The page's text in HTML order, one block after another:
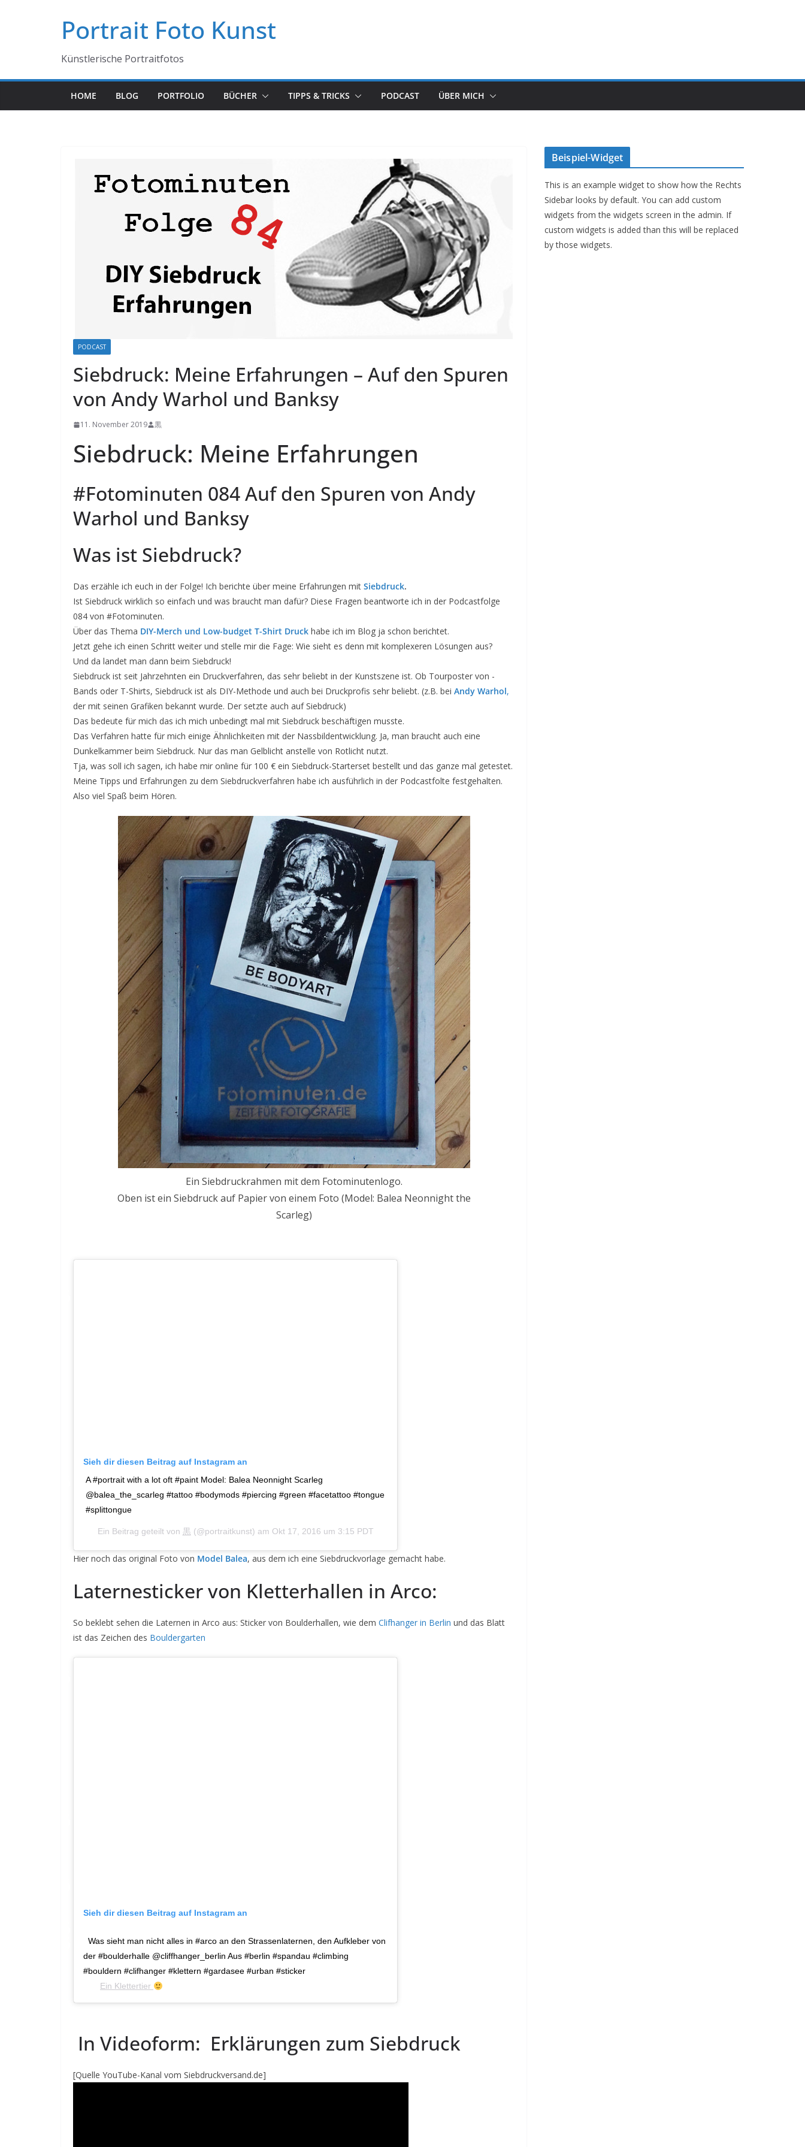
Portrait Foto Kunst
Künstlerische Portraitfotos
HOME BLOG PORTFOLIO BÜCHER TIPPS & TRICKS PODCAST ÜBER MICH
PODCAST
Siebdruck: Meine Erfahrungen – Auf den Spuren
von Andy Warhol und Banksy
11. November 2019 黒
Siebdruck: Meine Erfahrungen
#Fotominuten 084 Auf den Spuren von Andy
Warhol und Banksy
Was ist Siebdruck?
Das erzähle ich euch in der Folge! Ich berichte über meine Erfahrungen mit Siebdruck.
Ist Siebdruck wirklich so einfach und was braucht man dafür? Diese Fragen beantworte ich in der Podcastfolge
084 von #Fotominuten.
Über das Thema DIY-Merch und Low-budget T-Shirt Druck habe ich im Blog ja schon berichtet.
Jetzt gehe ich einen Schritt weiter und stelle mir die Fage: Wie sieht es denn mit komplexeren Lösungen aus?
Und da landet man dann beim Siebdruck!
Siebdruck ist seit Jahrzehnten ein Druckverfahren, das sehr beliebt in der Kunstszene ist. Ob Tourposter von -
Bands oder T-Shirts, Siebdruck ist als DIY-Methode und auch bei Druckprofis sehr beliebt. (z.B. bei Andy Warhol,
der mit seinen Grafiken bekannt wurde. Der setzte auch auf Siebdruck)
Das bedeute für mich das ich mich unbedingt mal mit Siebdruck beschäftigen musste.
Das Verfahren hatte für mich einige Ähnlichkeiten mit der Nassbildentwicklung. Ja, man braucht auch eine
Dunkelkammer beim Siebdruck. Nur das man Gelblicht anstelle von Rotlicht nutzt.
Tja, was soll ich sagen, ich habe mir online für 100 € ein Siebdruck-Starterset bestellt und das ganze mal getestet.
Meine Tipps und Erfahrungen zu dem Siebdruckverfahren habe ich ausführlich in der Podcastfolte festgehalten.
Also viel Spaß beim Hören.
Ein Siebdruckrahmen mit dem Fotominutenlogo.
Oben ist ein Siebdruck auf Papier von einem Foto (Model: Balea Neonnight the
Scarleg)
Sieh dir diesen Beitrag auf Instagram an
A #portrait with a lot oft #paint Model: Balea Neonnight Scarleg
@balea_the_scarleg #tattoo #bodymods #piercing #green #facetattoo #tongue
#splittongue
Ein Beitrag geteilt von 黒 (@portraitkunst) am Okt 17, 2016 um 3:15 PDT
Hier noch das original Foto von Model Balea, aus dem ich eine Siebdruckvorlage gemacht habe.
Laternesticker von Kletterhallen in Arco:
So beklebt sehen die Laternen in Arco aus: Sticker von Boulderhallen, wie dem Clifhanger in Berlin und das Blatt
ist das Zeichen des Bouldergarten
Sieh dir diesen Beitrag auf Instagram an
Was sieht man nicht alles in #arco an den Strassenlaternen, den Aufkleber von
der #boulderhalle @cliffhanger_berlin Aus #berlin #spandau #climbing
#bouldern #clifhanger #klettern #gardasee #urban #sticker
Ein Klettertier
In Videoform: Erklärungen zum Siebdruck
[Quelle YouTube-Kanal vom Siebdruckversand.de]
Beispiel-Widget
This is an example widget to show how the Rechts
Sidebar looks by default. You can add custom
widgets from the widgets screen in the admin. If
custom widgets is added than this will be replaced
by those widgets.